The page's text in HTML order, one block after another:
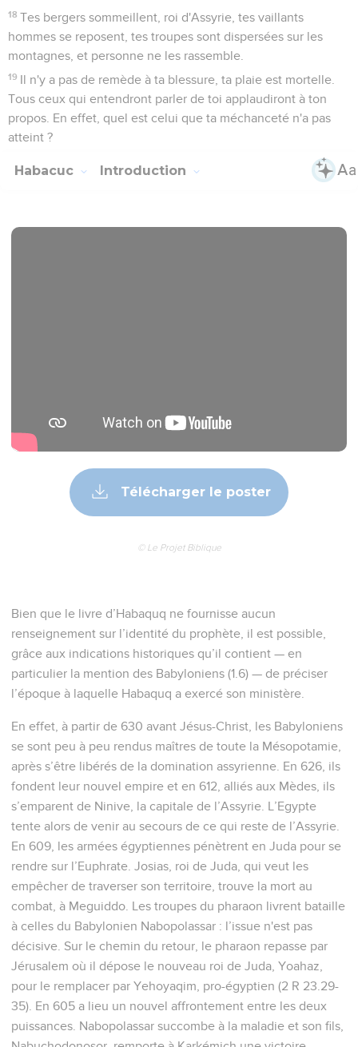
18 Tes bergers sommeillent, roi d'Assyrie, tes vaillants
hommes se reposent, tes troupes sont dispersées sur les
montagnes, et personne ne les rassemble.
19 Il n'y a pas de remède à ta blessure, ta plaie est mortelle.
Tous ceux qui entendront parler de toi applaudiront à ton
propos. En effet, quel est celui que ta méchanceté n'a pas
atteint ?
Habacuc Introduction
Télécharger le poster
© Le Projet Biblique
Bien que le livre d’Habaquq ne fournisse aucun
renseignement sur l’identité du prophète, il est possible,
grâce aux indications historiques qu’il contient — en
particulier la mention des Babyloniens (1.6) — de préciser
l’époque à laquelle Habaquq a exercé son ministère.
En effet, à partir de 630 avant Jésus-Christ, les Babyloniens
se sont peu à peu rendus maîtres de toute la Mésopotamie,
après s’être libérés de la domination assyrienne. En 626, ils
fondent leur nouvel empire et en 612, alliés aux Mèdes, ils
s’emparent de Ninive, la capitale de l’Assyrie. L’Egypte
tente alors de venir au secours de ce qui reste de l’Assyrie.
En 609, les armées égyptiennes pénètrent en Juda pour se
rendre sur l’Euphrate. Josias, roi de Juda, qui veut les
empêcher de traverser son territoire, trouve la mort au
combat, à Meguiddo. Les troupes du pharaon livrent bataille
à celles du Babylonien Nabopolassar : l’issue n'est pas
décisive. Sur le chemin du retour, le pharaon repasse par
Jérusalem où il dépose le nouveau roi de Juda, Yoahaz,
pour le remplacer par Yehoyaqim, pro-égyptien (2 R 23.29-
35). En 605 a lieu un nouvel affrontement entre les deux
puissances. Nabopolassar succombe à la maladie et son fils,